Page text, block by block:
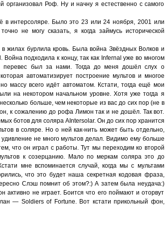
организовал Роф. Ну и начну я естественно с самого
в интерсоляре. Было это 23 или 24 ноября, 2001 или
не могу сказать, я когда займусь исторической
жилах бурлила кровь. Была война Звёздных Волков и
подходила к концу, так как Infernal уже во многом
перевес был за нами. Тогда до меня дошёл слух о
автоматизирует построение мультов и многое
массу всего идёт автоматом. Кстати, тогда ещё мои
на некотором начальном уровне. Хотя уже тогда я
больше, чем некоторые из вас до сих пор (не в
к сожалению до рофа Лимон так и не дошёл. Так вот.
ботов для соляра AIntersolar. Он до сих пор хранится
в соляре. Но о ней как-нить может быть отдельно,
не много мультов делал. Видимо ему больше
что он играл с работы. Тут мы переходим ко второй
к созерцанию. Мало по меркам соляра это до
мне вспоминается случай, когда мы с мультами
что это будет наша секретная кодовая фраза,
Слэш помнит об этом?:) А затем была неудача:)
активно не играет. Боится что его поймают и оторвут
— Soldiers of Fortune. Вот кстати прикольный фон,